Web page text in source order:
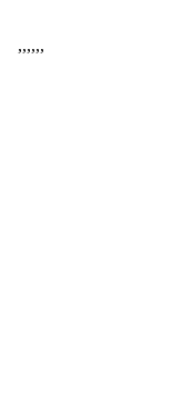
,,,,,,